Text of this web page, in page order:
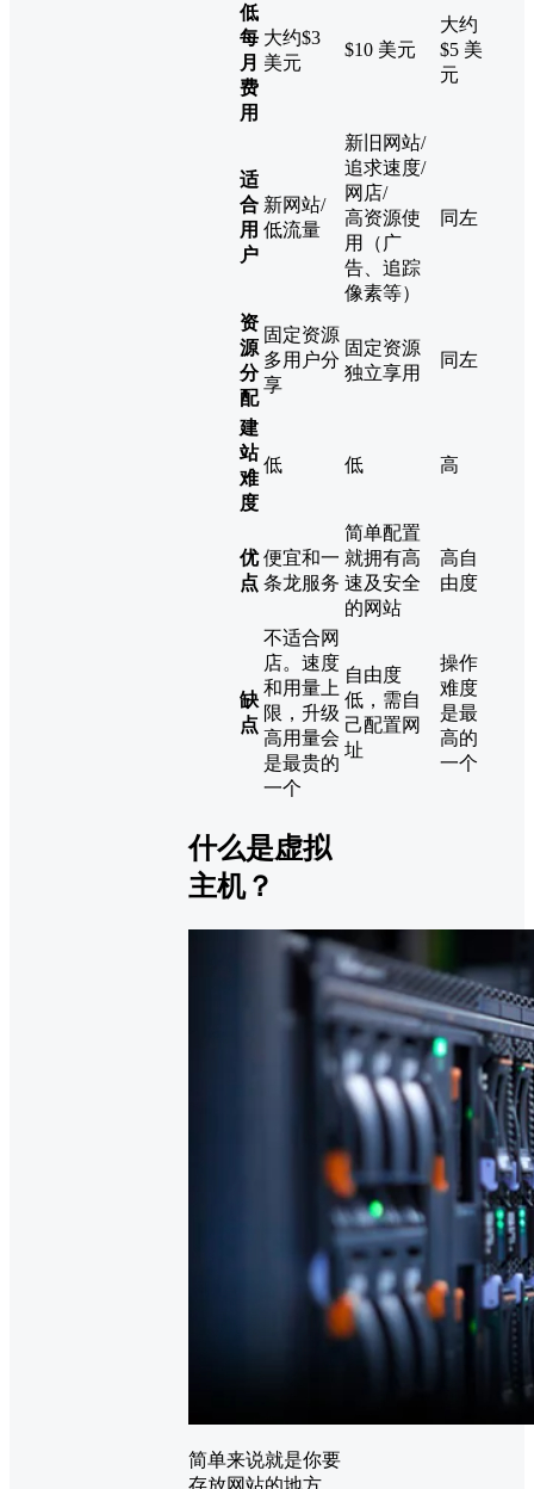
低
每
月
费
用
大约$3
美元
$10 美元
大约
$5 美
元
适
合
用
户
新网站/
低流量
新旧网站/
追求速度/
网店/
高资源使
用（广
告、追踪
像素等）
同左
资
源
分
配
固定资源
多用户分
享
固定资源
独立享用
同左
建
站
难
度
低 低 高
优
点
便宜和一
条龙服务
简单配置
就拥有高
速及安全
的网站
高自
由度
缺
点
不适合网
店。速度
和用量上
限，升级
高用量会
是最贵的
一个
自由度
低，需自
己配置网
址
操作
难度
是最
高的
一个
什么是虚拟
主机？
简单来说就是你要
存放网站的地方，